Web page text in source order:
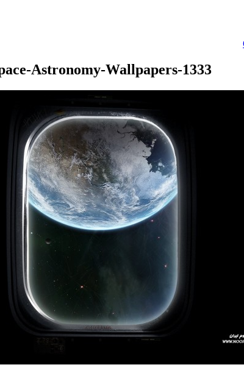
Astronomy-Wallpapers-1333